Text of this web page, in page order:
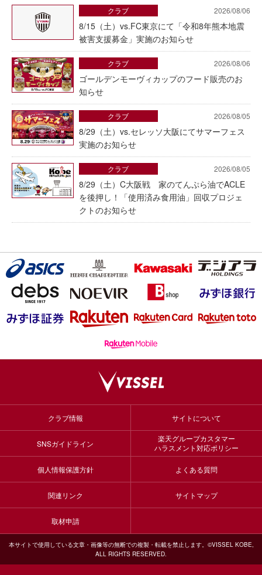
2026/08/06
8/15（土）vs.FC東京にて「令和8年熊本地震
被害支援募金」実施のお知らせ
クラブ
2026/08/06
ゴールデンモーヴィカップのフード販売のお
知らせ
クラブ
2026/08/05
8/29（土）vs.セレッソ大阪にてサマーフェス
実施のお知らせ
クラブ
2026/08/05
8/29（土）C大阪戦 家のてんぷら油でACLE
を後押し！「使用済み食用油」回収プロジェ
クトのお知らせ
クラブ
クラブ情報 サイトについて
SNSガイドライン
楽天グループカスタマー
ハラスメント対応ポリシー
個人情報保護方針 よくある質問
関連リンク サイトマップ
取材申請
本サイトで使用している文章・画像等の無断での複製・転載を禁止します。©VISSEL KOBE,
ALL RIGHTS RESERVED.